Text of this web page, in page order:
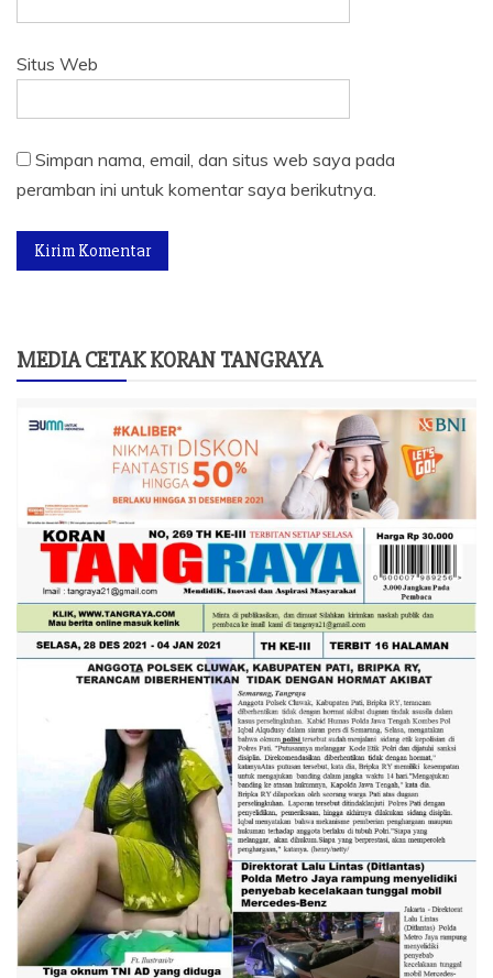
Situs Web
Simpan nama, email, dan situs web saya pada
peramban ini untuk komentar saya berikutnya.
MEDIA CETAK KORAN TANGRAYA